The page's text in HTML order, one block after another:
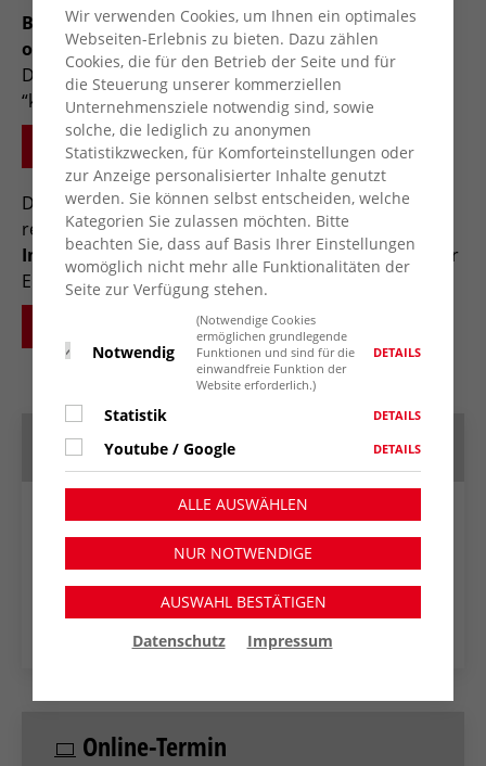
Bitte bei Interesse zu dieser Veranstaltung vorher
online anmelden.
Die passiert über ein “Ticket”-System - das Ticket ist
“kostenlos”.
INFOS UND ONLINE-ANMELDUNG
Darüber hinaus bietet die Landesservicestelle
regelmäßigkostenfreie Online-
Infoveranstaltungen an und stellt Informationen für
Engagierte im Engagement-Portal des Landes bereit:
WWW.ENGAGIERT-IN-NRW.DE
Termin speichern
Google Kalender
Apple Kalender
Outlook Web
Online-Termin
Wir verwenden Cookies, um Ihnen ein optimales
Webseiten-Erlebnis zu bieten. Dazu zählen
Cookies, die für den Betrieb der Seite und für
die Steuerung unserer kommerziellen
Unternehmensziele notwendig sind, sowie
solche, die lediglich zu anonymen
Statistikzwecken, für Komforteinstellungen oder
zur Anzeige personalisierter Inhalte genutzt
werden. Sie können selbst entscheiden, welche
Kategorien Sie zulassen möchten. Bitte
beachten Sie, dass auf Basis Ihrer Einstellungen
womöglich nicht mehr alle Funktionalitäten der
Seite zur Verfügung stehen.
Notwendig
(Notwendige Cookies
ermöglichen grundlegende
Funktionen und sind für die
einwandfreie Funktion der
Website erforderlich.)
DETAILS
Statistik DETAILS
Youtube / Google DETAILS
ALLE AUSWÄHLEN
NUR NOTWENDIGE
AUSWAHL BESTÄTIGEN
Datenschutz
Impressum